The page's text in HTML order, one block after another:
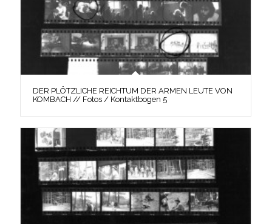
DER PLÖTZLICHE REICHTUM DER ARMEN LEUTE VON
KOMBACH // Fotos / Kontaktbogen 5